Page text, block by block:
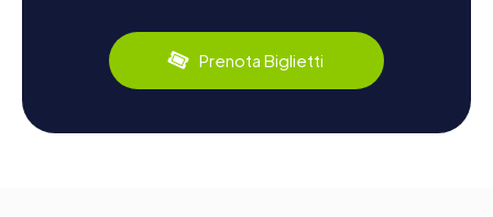
Prenota Biglietti